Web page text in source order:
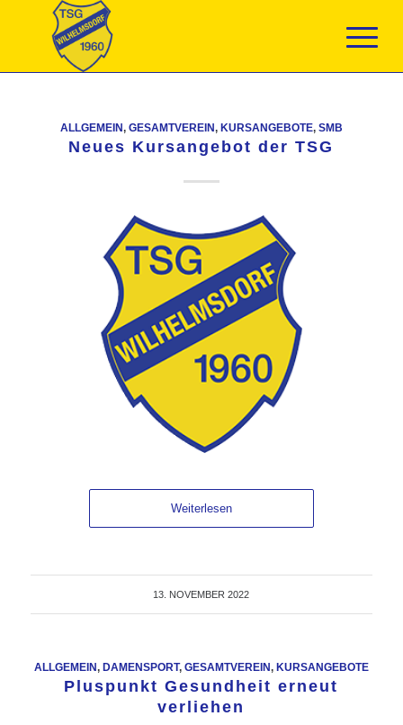
ALLGEMEIN, GESAMTVEREIN, KURSANGEBOTE, SMB
Neues Kursangebot der TSG
Weiterlesen
13. NOVEMBER 2022
ALLGEMEIN, DAMENSPORT, GESAMTVEREIN, KURSANGEBOTE
Pluspunkt Gesundheit erneut
verliehen